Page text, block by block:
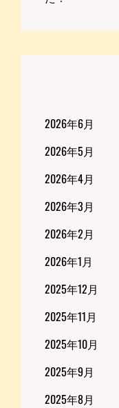
2026年6月
2026年5月
2026年4月
2026年3月
2026年2月
2026年1月
2025年12月
2025年11月
2025年10月
2025年9月
2025年8月